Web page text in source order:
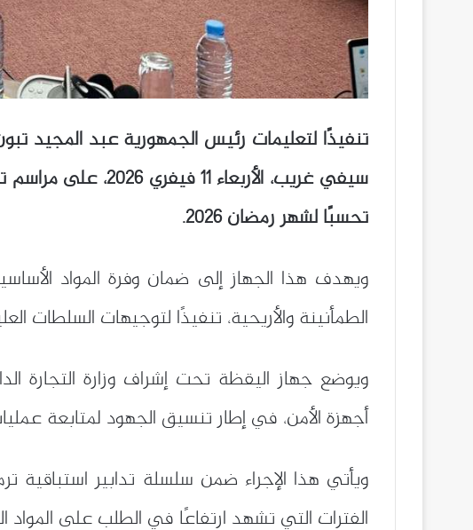
تنفيذًا لتعليمات رئيس الجمهوريةعبد المجيد
سيفي غريب،
تحسبًا لشهر رمضان 2026.
ويهدف هذا الجهاز إلى ضمان وفرة المواد
الطمأنينة والأريحية، تنفيذًا لتوجيهات السلطات
ويوضع جهاز اليقظة تحت إشرافوزارة التجارة
أجهزة الأمن، في إطار تنسيق الجهود لمتابعة
ويأتي هذا الإجراء ضمن سلسلة تدابير استباقية
الفترات التي تشهد ارتفاعًا في الطلب على المواد